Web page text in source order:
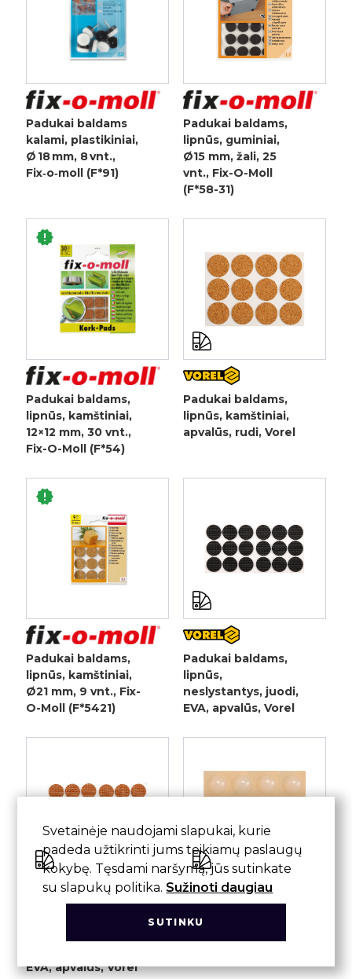
Padukai baldams
kalami, plastikiniai,
Ø 18 mm, 8 vnt.,
Fix‑o‑moll (F*91)
Padukai baldams,
lipnūs, guminiai,
Ø15 mm, žali, 25
vnt., Fix-O-Moll
(F*58-31)
Padukai baldams,
lipnūs, kamštiniai,
12×12 mm, 30 vnt.,
Fix-O-Moll (F*54)
Padukai baldams,
lipnūs, kamštiniai,
apvalūs, rudi, Vorel
Padukai baldams,
lipnūs, kamštiniai,
Ø21 mm, 9 vnt., Fix-
O-Moll (F*5421)
Padukai baldams,
lipnūs,
neslystantys, juodi,
EVA, apvalūs, Vorel
EVA, apvalūs, Vorel
Padukai baldams,
Svetainėje naudojami slapukai, kurie
padeda užtikrinti jums teikiamų paslaugų
kokybę. Tęsdami naršymą, jūs sutinkate
su slapukų politika. Sužinoti daugiau
SUTINKU